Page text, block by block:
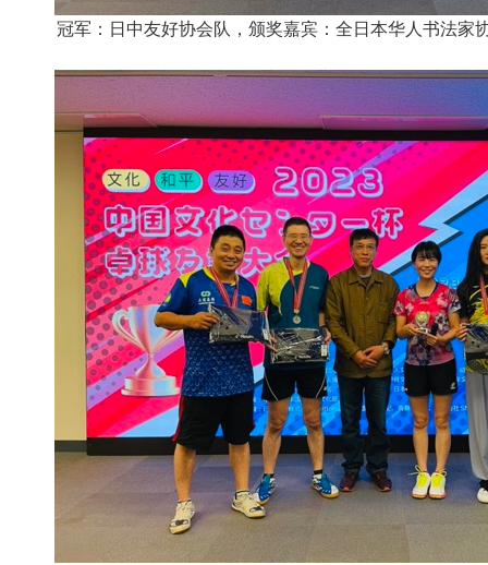
冠军：日中友好协会队，颁奖嘉宾：全日本华人书法家